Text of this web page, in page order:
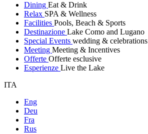
Dining Eat & Drink
Relax SPA & Wellness
Facilities Pools, Beach & Sports
Destinazione Lake Como and Lugano
Special Events wedding & celebrations
Meeting Meeting & Incentives
Offerte Offerte esclusive
Esperienze Live the Lake
ITA
Eng
Deu
Fra
Rus